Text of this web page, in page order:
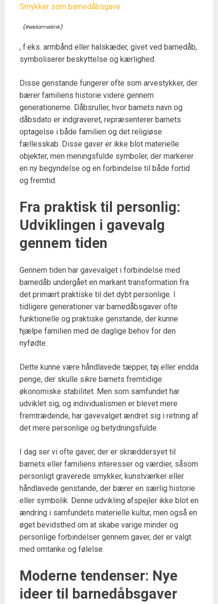
Smykker som barnedåbsgave
, f.eks. armbånd eller halskæder, givet ved barnedåb,
symboliserer beskyttelse og kærlighed.
Disse genstande fungerer ofte som arvestykker, der
bærer familiens historie videre gennem
generationerne. Dåbsruller, hvor barnets navn og
dåbsdato er indgraveret, repræsenterer barnets
optagelse i både familien og det religiøse
fællesskab. Disse gaver er ikke blot materielle
objekter, men meningsfulde symboler, der markerer
en ny begyndelse og en forbindelse til både fortid
og fremtid.
Fra praktisk til personlig:
Udviklingen i gavevalg
gennem tiden
Gennem tiden har gavevalget i forbindelse med
barnedåb undergået en markant transformation fra
det primært praktiske til det dybt personlige. I
tidligere generationer var barnedåbsgaver ofte
funktionelle og praktiske genstande, der kunne
hjælpe familien med de daglige behov for den
nyfødte.
Dette kunne være håndlavede tæpper, tøj eller endda
penge, der skulle sikre barnets fremtidige
økonomiske stabilitet. Men som samfundet har
udviklet sig, og individualismen er blevet mere
fremtrædende, har gavevalget ændret sig i retning af
det mere personlige og betydningsfulde.
I dag ser vi ofte gaver, der er skræddersyet til
barnets eller familiens interesser og værdier, såsom
personligt graverede smykker, kunstværker eller
håndlavede genstande, der bærer en særlig historie
eller symbolik. Denne udvikling afspejler ikke blot en
ændring i samfundets materielle kultur, men også en
øget bevidsthed om at skabe varige minder og
personlige forbindelser gennem gaver, der er valgt
med omtanke og følelse.
Moderne tendenser: Nye
ideer til barnedåbsgaver